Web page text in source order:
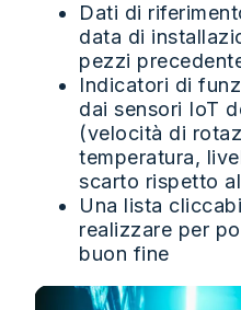
Dati di
data di
pezzi
Indicatori di
dai sensori IoT
(velocità di
temperatura,
scarto rispetto
Una lista
realizzare per
buon fine